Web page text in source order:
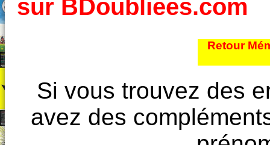
sur BDoubliees.com
Retour
Si vous trouvez des
avez des